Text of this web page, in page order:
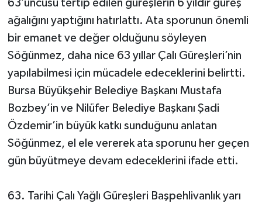
63’üncüsü tertip edilen güreşlerin 6 yıldır güreş
ağalığını yaptığını hatırlattı. Ata sporunun önemli
bir emanet ve değer olduğunu söyleyen
Söğünmez, daha nice 63 yıllar Çalı Güreşleri’nin
yapılabilmesi için mücadele edeceklerini belirtti.
Bursa Büyükşehir Belediye Başkanı Mustafa
Bozbey’in ve Nilüfer Belediye Başkanı Şadi
Özdemir’in büyük katkı sunduğunu anlatan
Söğünmez, el ele vererek ata sporunu her geçen
gün büyütmeye devam edeceklerini ifade etti.
63. Tarihi Çalı Yağlı Güreşleri Başpehlivanlık yarı